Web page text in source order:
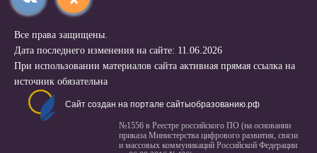
Все права защищены.
Дата последнего изменения на сайте: 11.06.2026
При использовании материалов сайта активная прямая ссылка на
источник обязательна
Сайт создан на портале сайтыобразованию.рф
№1556 в Реестре российского ПО (на основании
приказа Министерства цифрового развития, связи
и массовых коммуникаций Российской Федерации